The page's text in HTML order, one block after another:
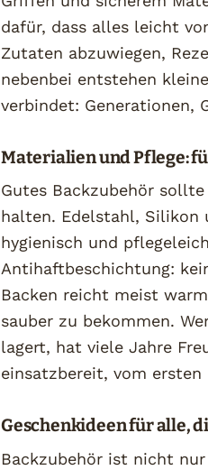
dafür, dass alles leicht
Zutaten abzuwiegen,
nebenbei entstehen
verbindet: Generationen,
Materialien und Pflege:
Gutes Backzubehör
halten. Edelstahl, Silikon
hygienisch und
Antihaftbeschichtung:
Backen reicht meist
sauber zu bekommen.
lagert, hat viele Jahre
einsatzbereit, vom
Geschenkideen für alle,
Backzubehör ist nicht